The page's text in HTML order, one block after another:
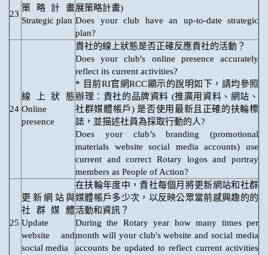
23
策略計畫
Strategic plan
展策略計畫)
Does your club have an up-to-date strategic
plan?
24
線上狀態
Online
presence
貴社的線上狀態是否正確反應貴社的活動？
Does your club's online presence accurately
reflect its current activities?
* 目前RI官網RCC顯示的說明如下，請均參照
辦理：貴社的品牌資料 (推廣用資料、網站、
社群媒體帳戶) 是否使用最新且正確的扶輪標
誌，並描述社員為採取行動的人?
Does your club’s branding (promotional
materials website social media accounts) use
current and correct Rotary logos and portray
members as People of Action?
25
更新網站與
社群媒體
Update
website and
social media
在扶輪年度中，貴社每個月將更新網站和社群
媒體帳戶多少次，以反映公眾當前感興趣的的
活動和資訊？
During the Rotary year how many times per
month will your club's website and social media
accounts be updated to reflect current activities